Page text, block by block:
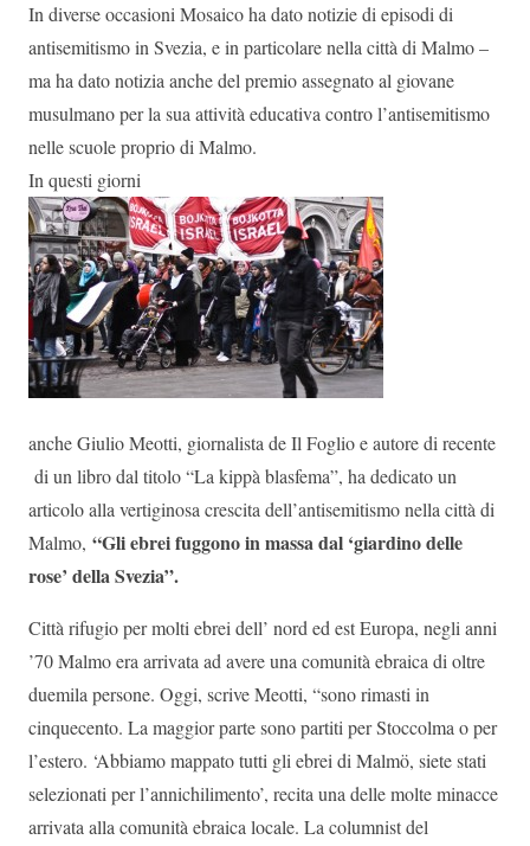
In diverse occasioni Mosaico ha dato notizie di episodi di
antisemitismo in Svezia, e in particolare nella città di Malmo –
ma ha dato notizia anche del premio assegnato al giovane
musulmano per la sua attività educativa contro l’antisemitismo
nelle scuole proprio di Malmo.
In questi giorni
anche Giulio Meotti, giornalista de Il Foglio e autore di recente
di un libro dal titolo “La kippà blasfema”, ha dedicato un
articolo alla vertiginosa crescita dell’antisemitismo nella città di
Malmo, “Gli ebrei fuggono in massa dal ‘giardino delle
rose’ della Svezia”.
Città rifugio per molti ebrei dell’ nord ed est Europa, negli anni
’70 Malmo era arrivata ad avere una comunità ebraica di oltre
duemila persone. Oggi, scrive Meotti, “sono rimasti in
cinquecento. La maggior parte sono partiti per Stoccolma o per
l’estero. ‘Abbiamo mappato tutti gli ebrei di Malmö, siete stati
selezionati per l’annichilimento’, recita una delle molte minacce
arrivata alla comunità ebraica locale. La columnist del